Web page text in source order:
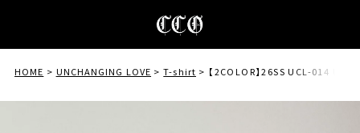
HOME UNCHANGING LOVE T-shirt 【2COLOR】26SS UCL-014 UCL